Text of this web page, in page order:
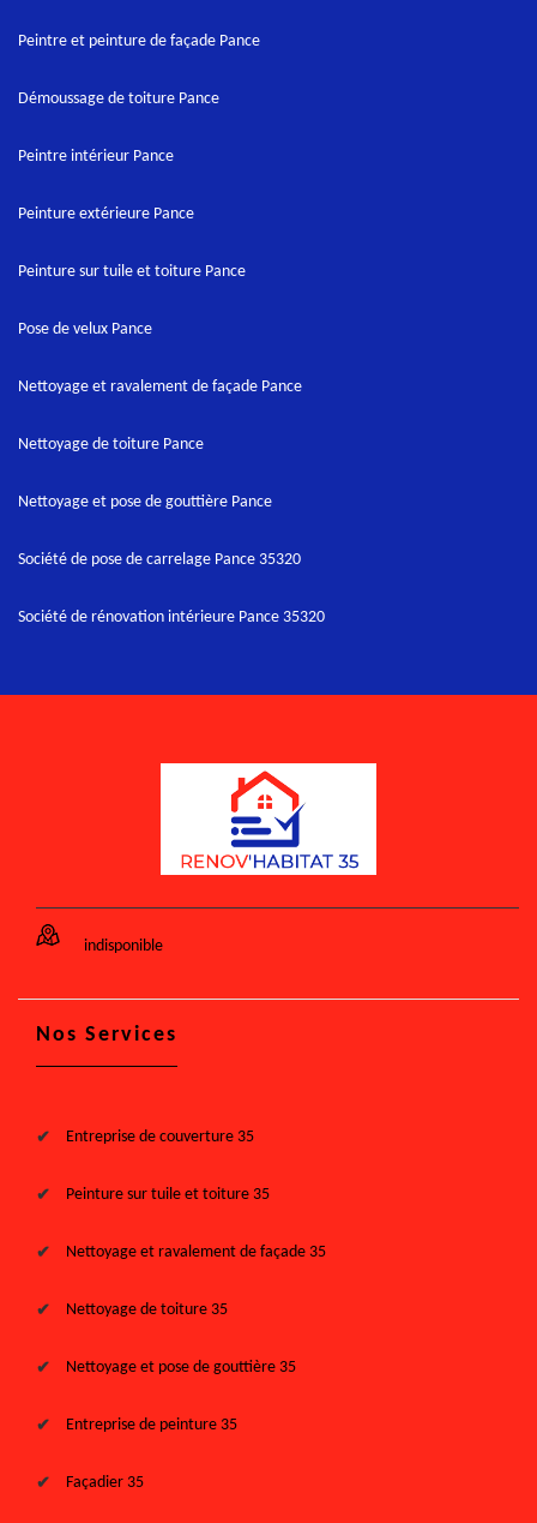
Peintre et peinture de façade Pance
Démoussage de toiture Pance
Peintre intérieur Pance
Peinture extérieure Pance
Peinture sur tuile et toiture Pance
Pose de velux Pance
Nettoyage et ravalement de façade Pance
Nettoyage de toiture Pance
Nettoyage et pose de gouttière Pance
Société de pose de carrelage Pance 35320
Société de rénovation intérieure Pance 35320
indisponible
Nos Services
Entreprise de couverture 35
Peinture sur tuile et toiture 35
Nettoyage et ravalement de façade 35
Nettoyage de toiture 35
Nettoyage et pose de gouttière 35
Entreprise de peinture 35
Façadier 35